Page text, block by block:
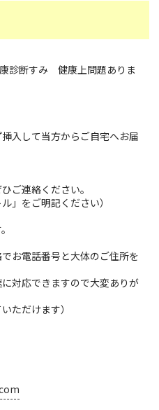
診断すみ 健康上問題ありま
入して当方からご自宅へお届
ご連絡ください。
」をご明記ください）
お電話番号と大体のご住所を
対応できますので大変ありが
ただけます）